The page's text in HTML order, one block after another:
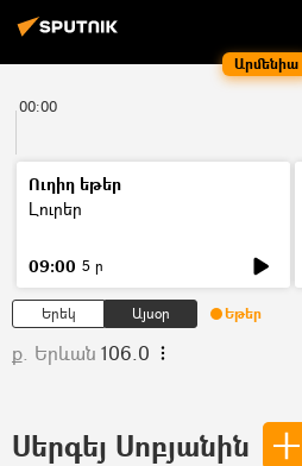
Արմենիա
00:00
Ուղիղ եթեր
Լուրեր
09:00 5 ր
Երեկ Այսօր Եթեր
ք. Երևան 106.0
Սերգեյ Սոբյանին